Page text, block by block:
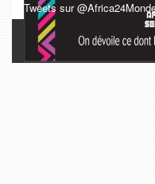
Tweets sur